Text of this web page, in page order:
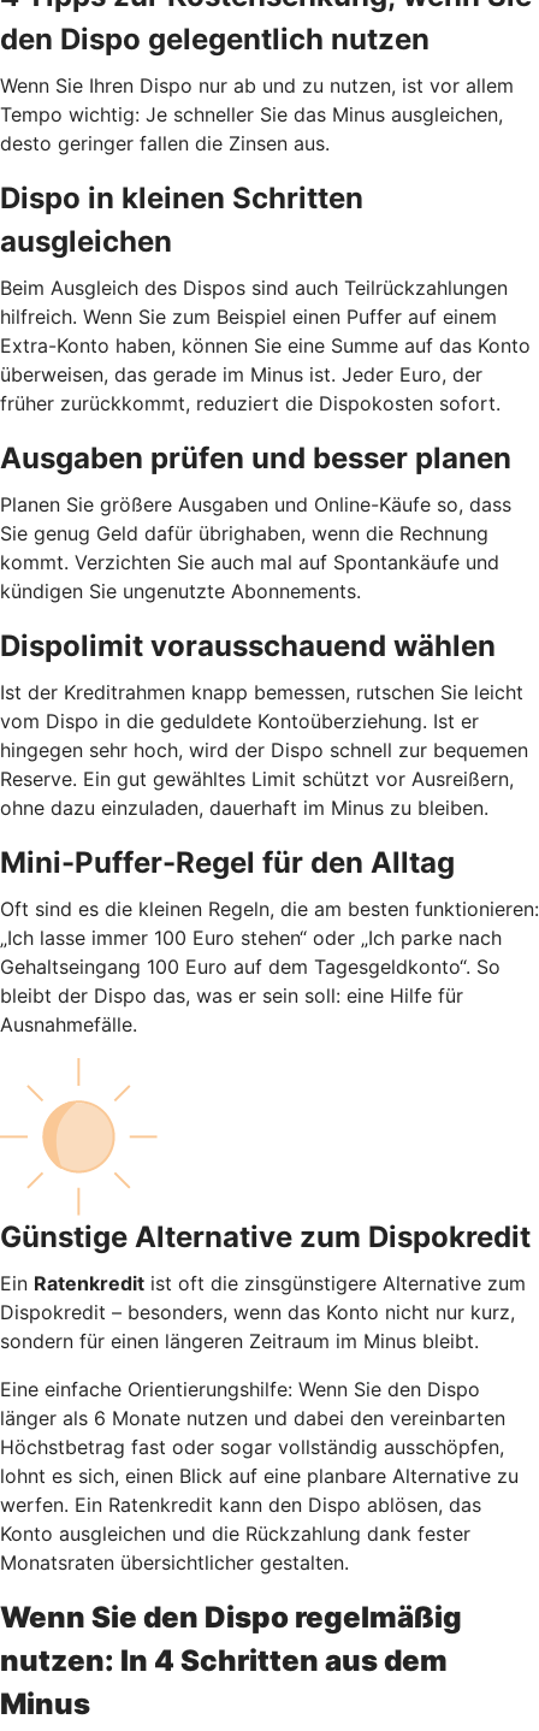
den Dispo gelegentlich nutzen
Wenn Sie Ihren Dispo nur ab und zu nutzen, ist vor allem
Tempo wichtig: Je schneller Sie das Minus ausgleichen,
desto geringer fallen die Zinsen aus.
Dispo in kleinen Schritten
ausgleichen
Beim Ausgleich des Dispos sind auch Teilrückzahlungen
hilfreich. Wenn Sie zum Beispiel einen Puffer auf einem
Extra-Konto haben, können Sie eine Summe auf das Konto
überweisen, das gerade im Minus ist. Jeder Euro, der
früher zurückkommt, reduziert die Dispokosten sofort.
Ausgaben prüfen und besser planen
Planen Sie größere Ausgaben und Online-Käufe so, dass
Sie genug Geld dafür übrighaben, wenn die Rechnung
kommt. Verzichten Sie auch mal auf Spontankäufe und
kündigen Sie ungenutzte Abonnements.
Dispolimit vorausschauend wählen
Ist der Kreditrahmen knapp bemessen, rutschen Sie leicht
vom Dispo in die geduldete Kontoüberziehung. Ist er
hingegen sehr hoch, wird der Dispo schnell zur bequemen
Reserve. Ein gut gewähltes Limit schützt vor Ausreißern,
ohne dazu einzuladen, dauerhaft im Minus zu bleiben.
Mini-Puffer-Regel für den Alltag
Oft sind es die kleinen Regeln, die am besten funktionieren:
„Ich lasse immer 100 Euro stehen“ oder „Ich parke nach
Gehaltseingang 100 Euro auf dem Tagesgeldkonto“. So
bleibt der Dispo das, was er sein soll: eine Hilfe für
Ausnahmefälle.
Günstige Alternative zum Dispokredit
Ein Ratenkredit ist oft die zinsgünstigere Alternative zum
Dispokredit – besonders, wenn das Konto nicht nur kurz,
sondern für einen längeren Zeitraum im Minus bleibt.
Eine einfache Orientierungshilfe: Wenn Sie den Dispo
länger als 6 Monate nutzen und dabei den vereinbarten
Höchstbetrag fast oder sogar vollständig ausschöpfen,
lohnt es sich, einen Blick auf eine planbare Alternative zu
werfen. Ein Ratenkredit kann den Dispo ablösen, das
Konto ausgleichen und die Rückzahlung dank fester
Monatsraten übersichtlicher gestalten.
Wenn Sie den Dispo regelmäßig
nutzen: In 4 Schritten aus dem
Minus